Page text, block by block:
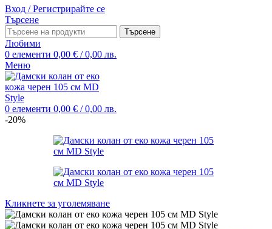
Вход / Регистрирайте се
Търсене
Търсене
Любими
0 елементи 0,00 € / 0,00 лв.
Меню
0 елементи 0,00 € / 0,00 лв.
-20%
Кликнете за уголемяване